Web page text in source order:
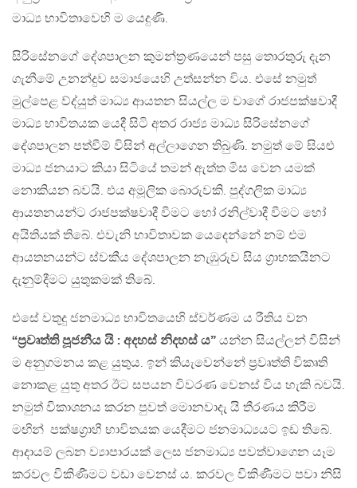
මාධ්‍ය භාවිතාවෙහි ම යෙදුණි.
සිරිසේනගේ දේශපාලන කුමන්ත්‍රණයෙන් පසු තොරතුරු දැන
ගැනීමේ උනන්දුව සමාජයෙහි උත්සන්න විය. එසේ නමුත්
මුල්පෙළ ව්ද්යුත් මාධ්‍ය ආයතන සියල්ල ම වාගේ රාජපක්ෂවාදී
මාධ්‍ය භාවිතයක යෙදී සිටි අතර රාජ්‍ය මාධ්‍ය සිරිසේනගේ
දේශපාලන පත්වීම් විසින් අල්ලාගෙන තිබුණි. නමුත් මේ සියළු
මාධ්‍ය ජනයාට කියා සිටියේ තමන් ඇත්ත මිස වෙන යමක්
නොකියන බවයි. එය අමූලික බොරුවකි. පුද්ගලික මාධ්‍ය
ආයතනයන්ට රාජපක්ෂවාදී වීමට හෝ රනිල්වාදී වීමට හෝ
අයිතියක් තිබේ. එවැනි භාවිතාවක යෙදෙන්නේ නම් එම
ආයතනයන්ට ස්වකීය දේශපාලන නැඹුරුව සිය ග්‍රාහකයිනට
දැනුම්දීමට යුතුකමක් තිබේ.
එසේ වතුදු ජනමාධ්‍ය භාවිතයෙහි ස්වර්ණම ය රීතිය වන
“ප්‍රවෘත්ති පූජනීය යි : අදහස් නිදහස් ය” යන්න සියල්ලන් විසින්
ම අනුගමනය කළ යුතුය. ඉන් කියැවෙන්නේ ප්‍රවෘත්ති විකෘති
නොකළ යුතු අතර ඊට සපයන විවරණ වෙනස් විය හැකි බවයි.
නමුත් විකාශනය කරන පුවත් මොනවාදැ යි තීරණය කිරීම
මඟින් පක්ෂග්‍රාහී භාවිතයක යෙදීමට ජනමාධ්‍යයට ඉඩ තිබේ.
ආදායම් ලබන ව්‍යාපාරයක් ලෙස ජනමාධ්‍ය පවත්වාගෙන යෑම
කරවල විකිණීමට වඩා වෙනස් ය. කරවල විකිණීමට පවා නිසි